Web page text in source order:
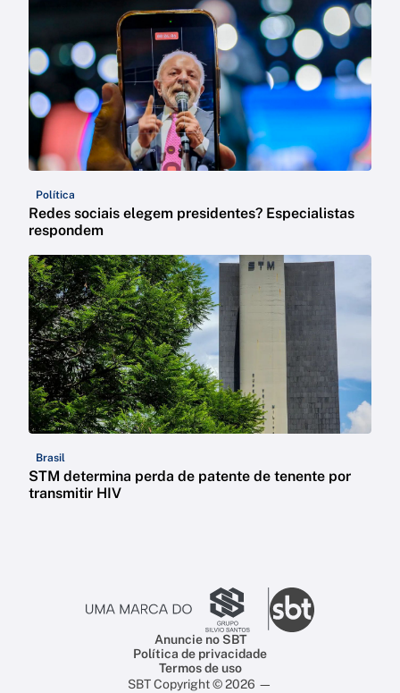
Política
Redes sociais elegem presidentes? Especialistas
respondem
Brasil
STM determina perda de patente de tenente por
transmitir HIV
Anuncie no SBT
Política de privacidade
Termos de uso
SBT Copyright © 2026 —